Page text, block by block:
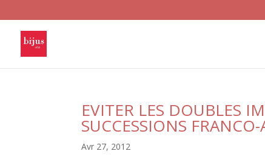
EVITER LES DOUBLES
SUCCESSIONS
Avr 27, 2012